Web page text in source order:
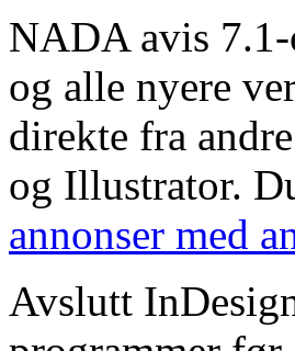
NADA avis
og alle nyere
direkte fra
og Illustrator.
annonser med
Avslutt